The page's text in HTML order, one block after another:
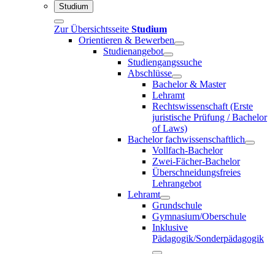
Studium
Zur Übersichtsseite Studium
Orientieren & Bewerben
Studienangebot
Studiengangssuche
Abschlüsse
Bachelor & Master
Lehramt
Rechtswissenschaft (Erste
juristische Prüfung / Bachelor
of Laws)
Bachelor fachwissenschaftlich
Vollfach-Bachelor
Zwei-Fächer-Bachelor
Überschneidungsfreies
Lehrangebot
Lehramt
Grundschule
Gymnasium/Oberschule
Inklusive
Pädagogik/Sonderpädagogik